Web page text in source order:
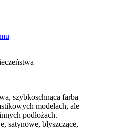
szybkoschnąca farba
modelach, ale
podłożach.
satynowe, błyszczące,